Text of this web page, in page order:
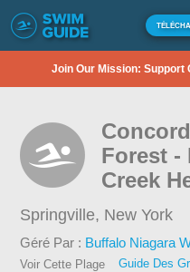
Join Our Mission: Support
Forest -
Creek
Springville, New York
Géré Par : Buffalo Niagara
Voir Cette Plage
Guide Des